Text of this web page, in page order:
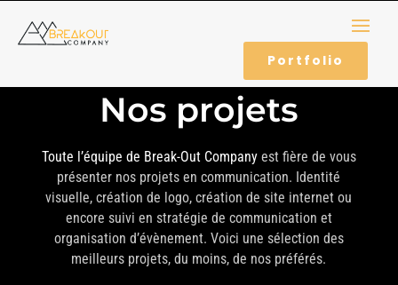
Portfolio
Nos projets
Toute l’équipe de Break-Out Companyest fière de vous
présenter nos projets en communication. Identité
visuelle, création de logo, création de site internet ou
encore suivi en stratégie de communication et
organisation d’évènement. Voici une sélection des
meilleurs projets, du moins, de nos préférés.